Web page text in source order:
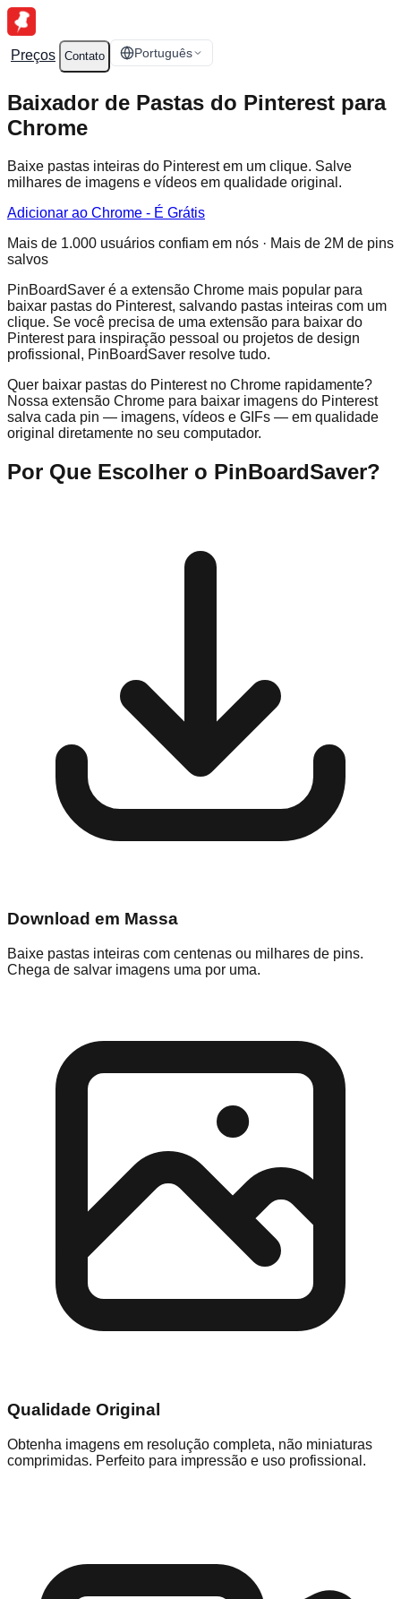
Preços Contato Português
Baixador de Pastas do Pinterest para
Chrome
Baixe pastas inteiras do Pinterest em um clique. Salve
milhares de imagens e vídeos em qualidade original.
Adicionar ao Chrome - É Grátis
Mais de 1.000 usuários confiam em nós · Mais de 2M de pins
salvos
PinBoardSaver é a extensão Chrome mais popular para
baixar pastas do Pinterest, salvando pastas inteiras com um
clique. Se você precisa de uma extensão para baixar do
Pinterest para inspiração pessoal ou projetos de design
profissional, PinBoardSaver resolve tudo.
Quer baixar pastas do Pinterest no Chrome rapidamente?
Nossa extensão Chrome para baixar imagens do Pinterest
salva cada pin — imagens, vídeos e GIFs — em qualidade
original diretamente no seu computador.
Por Que Escolher o PinBoardSaver?
Download em Massa
Baixe pastas inteiras com centenas ou milhares de pins.
Chega de salvar imagens uma por uma.
Qualidade Original
Obtenha imagens em resolução completa, não miniaturas
comprimidas. Perfeito para impressão e uso profissional.